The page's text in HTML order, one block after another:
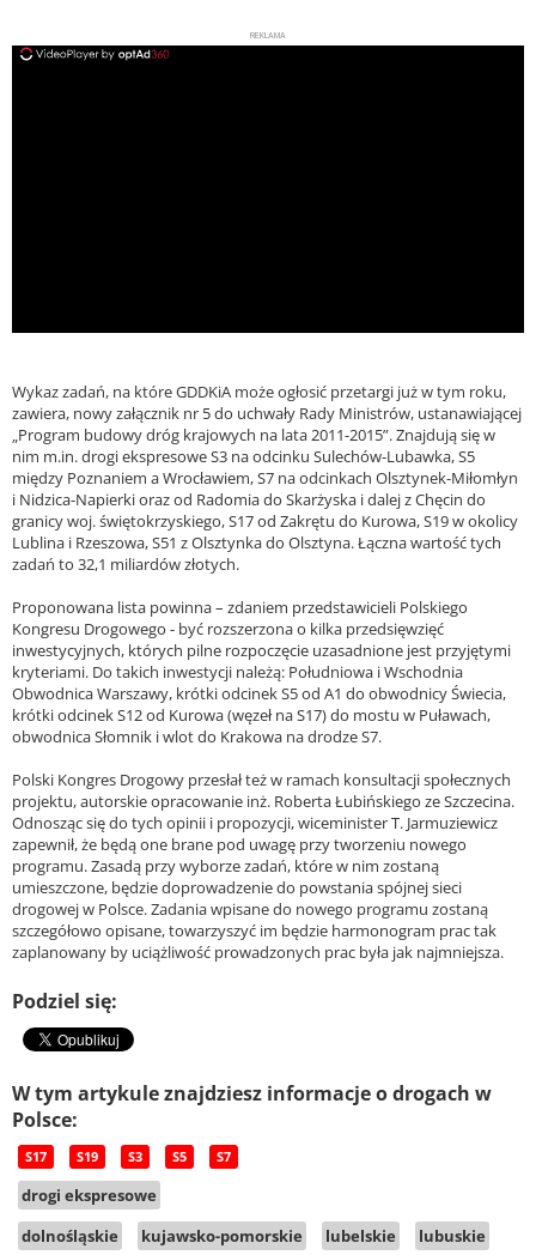
REKLAMA
Wykaz zadań, na które GDDKiA może ogłosić przetargi już w tym roku,
zawiera, nowy załącznik nr 5 do uchwały Rady Ministrów, ustanawiającej
„Program budowy dróg krajowych na lata 2011-2015”. Znajdują się w
nim m.in. drogi ekspresowe S3 na odcinku Sulechów-Lubawka, S5
między Poznaniem a Wrocławiem, S7 na odcinkach Olsztynek-Miłomłyn
i Nidzica-Napierki oraz od Radomia do Skarżyska i dalej z Chęcin do
granicy woj. świętokrzyskiego, S17 od Zakrętu do Kurowa, S19 w okolicy
Lublina i Rzeszowa, S51 z Olsztynka do Olsztyna. Łączna wartość tych
zadań to 32,1 miliardów złotych.
Proponowana lista powinna – zdaniem przedstawicieli Polskiego
Kongresu Drogowego - być rozszerzona o kilka przedsięwzięć
inwestycyjnych, których pilne rozpoczęcie uzasadnione jest przyjętymi
kryteriami. Do takich inwestycji należą: Południowa i Wschodnia
Obwodnica Warszawy, krótki odcinek S5 od A1 do obwodnicy Świecia,
krótki odcinek S12 od Kurowa (węzeł na S17) do mostu w Puławach,
obwodnica Słomnik i wlot do Krakowa na drodze S7.
Polski Kongres Drogowy przesłał też w ramach konsultacji społecznych
projektu, autorskie opracowanie inż. Roberta Łubińskiego ze Szczecina.
Odnosząc się do tych opinii i propozycji, wiceminister T. Jarmuziewicz
zapewnił, że będą one brane pod uwagę przy tworzeniu nowego
programu. Zasadą przy wyborze zadań, które w nim zostaną
umieszczone, będzie doprowadzenie do powstania spójnej sieci
drogowej w Polsce. Zadania wpisane do nowego programu zostaną
szczegółowo opisane, towarzyszyć im będzie harmonogram prac tak
zaplanowany by uciążliwość prowadzonych prac była jak najmniejsza.
Podziel się:
W tym artykule znajdziesz informacje o drogach w
Polsce:
S17 S19 S3 S5 S7
drogi ekspresowe
dolnośląskie
kujawsko-pomorskie lubelskie lubuskie